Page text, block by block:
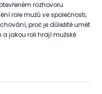
rozhovoru
role mužů ve společnosti,
proč je důležité umět
a jakou roli hrají mužské